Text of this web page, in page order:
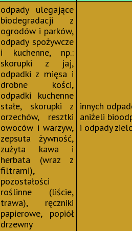
odpady ulegające
biodegradacji z
ogrodów i parków,
odpady spożywcze
i kuchenne, np.:
skorupki z jaj,
odpadki z mięsa i
drobne kości,
odpadki kuchenne
stałe, skorupki z
orzechów, resztki
owoców i warzyw,
zepsuta żywność,
zużyta kawa i
herbata (wraz z
filtrami),
pozostałości
roślinne (liście,
trawa), ręczniki
papierowe, popiół
drzewny
innych
aniżeli
i odpady